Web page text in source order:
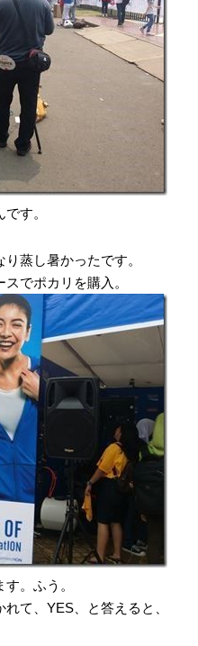
す。
蒸し暑かったです。
でポカリを購入。
。ふう。
て、YES、と答えると、